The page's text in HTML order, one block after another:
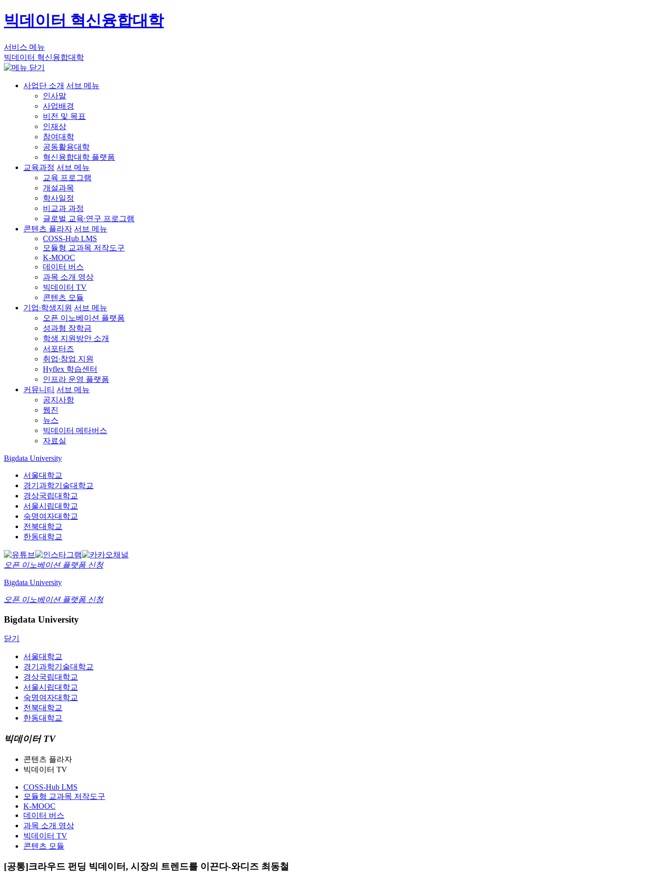
빅데이터 혁신융합대학
서비스 메뉴
빅데이터 혁신융합대학
사업단 소개 서브 메뉴
인사말
사업배경
비전 및 목표
인재상
참여대학
공동활용대학
혁신융합대학 플랫폼
교육과정 서브 메뉴
교육 프로그램
개설과목
학사일정
비교과 과정
글로벌 교육∙연구 프로그램
콘텐츠 플라자 서브 메뉴
COSS-Hub LMS
모듈형 교과목 저작도구
K-MOOC
데이터 버스
과목 소개 영상
빅데이터 TV
콘텐츠 모듈
기업∙학생지원 서브 메뉴
오픈 이노베이션 플랫폼
성과형 장학금
학생 지원방안 소개
서포터즈
취업∙창업 지원
Hyflex 학습센터
인프라 운영 플랫폼
커뮤니티 서브 메뉴
공지사항
웹진
뉴스
빅데이터 메타버스
자료실
Bigdata University
서울대학교
경기과학기술대학교
경상국립대학교
서울시립대학교
숙명여자대학교
전북대학교
한동대학교
오픈 이노베이션 플랫폼 신청
Bigdata University
오픈 이노베이션 플랫폼 신청
Bigdata University
닫기
서울대학교
경기과학기술대학교
경상국립대학교
서울시립대학교
숙명여자대학교
전북대학교
한동대학교
빅데이터 TV
콘텐츠 플라자
빅데이터 TV
COSS-Hub LMS
모듈형 교과목 저작도구
K-MOOC
데이터 버스
과목 소개 영상
빅데이터 TV
콘텐츠 모듈
[공통]크라우드 펀딩 빅데이터, 시장의 트렌드를 이끈다-와디즈 최동철